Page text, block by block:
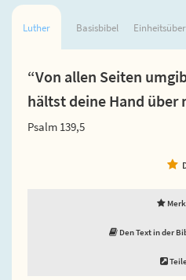
Luther Basisbibel
“Von allen Seiten
hältst deine Hand über
Psalm 139,5
Den Text in der